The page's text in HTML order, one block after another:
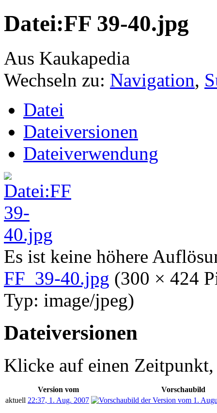
Datei:FF 39-40.jpg
Aus Kaukapedia
Wechseln zu: Navigation,
Datei
Dateiversionen
Dateiverwendung
Es ist keine höhere
FF_39-40.jpg (300 × 424
Typ: image/jpeg)
Dateiversionen
Klicke auf einen Zeitpunkt,
Version vom
Vorschaubild
aktuell 22:37, 1. Aug. 2007